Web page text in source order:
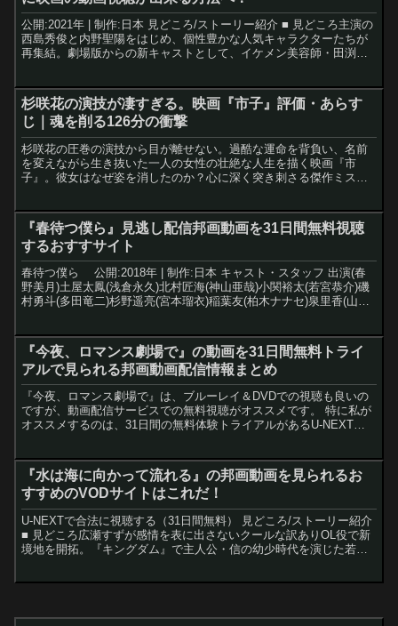
公開:2021年 | 制作:日本 見どころ/ストーリー紹介 ■ 見どころ主演の
西島秀俊と内野聖陽をはじめ、個性豊かな人気キャラクターたちが
再集結。劇場版からの新キャストとして、イケメン美容師・田渕剛
杉咲花の演技が凄すぎる。映画『市子』評価・あらす
じ｜魂を削る126分の衝撃
杉咲花の圧巻の演技から目が離せない。過酷な運命を背負い、名前
を変えながら生き抜いた一人の女性の壮絶な人生を描く映画『市
子』。彼女はなぜ姿を消したのか？心に深く突き刺さる傑作ミステ
『春待つ僕ら』見逃し配信邦画動画を31日間無料視聴
するおすすサイト
春待つ僕ら 公開:2018年 | 制作:日本 キャスト・スタッフ 出演(春
野美月)土屋太鳳(浅倉永久)北村匠海(神山亜哉)小関裕太(若宮恭介)磯
村勇斗(多田竜二)杉野遥亮(宮本瑠衣)稲葉友(柏木ナナセ)泉里香(山田
『今夜、ロマンス劇場で』の動画を31日間無料トライ
アルで見られる邦画動画配信情報まとめ
『今夜、ロマンス劇場で』は、ブルーレイ＆DVDでの視聴も良いの
ですが、動画配信サービスでの無料視聴がオススメです。 特に私が
オススメするのは、31日間の無料体験トライアルがあるU-NEXTで
『水は海に向かって流れる』の邦画動画を見られるお
すすめのVODサイトはこれだ！
U-NEXTで合法に視聴する（31日間無料） 見どころ/ストーリー紹介
■ 見どころ広瀬すずが感情を表に出さないクールな訳ありOL役で新
境地を開拓。『キングダム』で主人公・信の幼少時代を演じた若手